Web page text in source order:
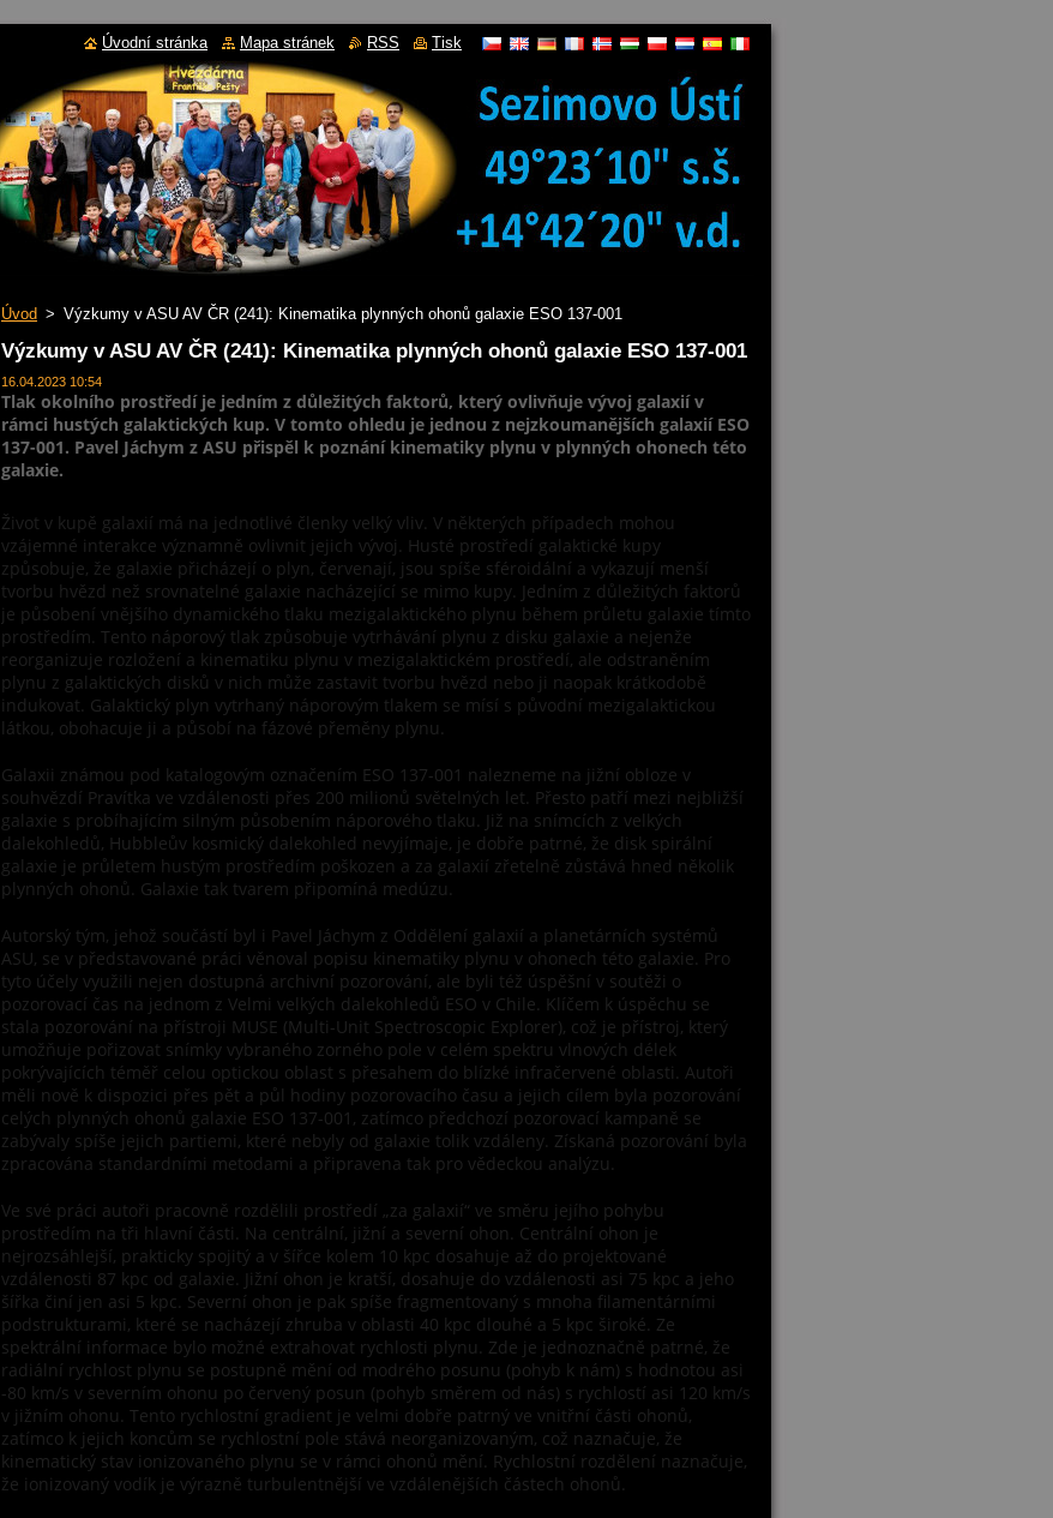
Úvod > Výzkumy v ASU AV ČR (241): Kinematika plynných ohonů galaxie ESO 137-001
Výzkumy v ASU AV ČR (241): Kinematika plynných ohonů galaxie ESO 137-001
16.04.2023 10:54
Tlak okolního prostředí je jedním z důležitých faktorů, který ovlivňuje vývoj galaxií v
rámci hustých galaktických kup. V tomto ohledu je jednou z nejzkoumanějších galaxií ESO
137-001. Pavel Jáchym z ASU přispěl k poznání kinematiky plynu v plynných ohonech této
galaxie.
Život v kupě galaxií má na jednotlivé členky velký vliv. V některých případech mohou
vzájemné interakce významně ovlivnit jejich vývoj. Husté prostředí galaktické kupy
způsobuje, že galaxie přicházejí o plyn, červenají, jsou spíše sféroidální a vykazují menší
tvorbu hvězd než srovnatelné galaxie nacházející se mimo kupy. Jedním z důležitých faktorů
je působení vnějšího dynamického tlaku mezigalaktického plynu během průletu galaxie tímto
prostředím. Tento náporový tlak způsobuje vytrhávání plynu z disku galaxie a nejenže
reorganizuje rozložení a kinematiku plynu v mezigalaktickém prostředí, ale odstraněním
plynu z galaktických disků v nich může zastavit tvorbu hvězd nebo ji naopak krátkodobě
indukovat. Galaktický plyn vytrhaný náporovým tlakem se mísí s původní mezigalaktickou
látkou, obohacuje ji a působí na fázové přeměny plynu.
Galaxii známou pod katalogovým označením ESO 137-001 nalezneme na jižní obloze v
souhvězdí Pravítka ve vzdálenosti přes 200 milionů světelných let. Přesto patří mezi nejbližší
galaxie s probíhajícím silným působením náporového tlaku. Již na snímcích z velkých
dalekohledů, Hubbleův kosmický dalekohled nevyjímaje, je dobře patrné, že disk spirální
galaxie je průletem hustým prostředím poškozen a za galaxií zřetelně zůstává hned několik
plynných ohonů. Galaxie tak tvarem připomíná medúzu.
Autorský tým, jehož součástí byl i Pavel Jáchym z Oddělení galaxií a planetárních systémů
ASU, se v představované práci věnoval popisu kinematiky plynu v ohonech této galaxie. Pro
tyto účely využili nejen dostupná archivní pozorování, ale byli též úspěšní v soutěži o
pozorovací čas na jednom z Velmi velkých dalekohledů ESO v Chile. Klíčem k úspěchu se
stala pozorování na přístroji MUSE (Multi-Unit Spectroscopic Explorer), což je přístroj, který
umožňuje pořizovat snímky vybraného zorného pole v celém spektru vlnových délek
pokrývajících téměř celou optickou oblast s přesahem do blízké infračervené oblasti. Autoři
měli nově k dispozici přes pět a půl hodiny pozorovacího času a jejich cílem byla pozorování
celých plynných ohonů galaxie ESO 137-001, zatímco předchozí pozorovací kampaně se
zabývaly spíše jejich partiemi, které nebyly od galaxie tolik vzdáleny. Získaná pozorování byla
zpracována standardními metodami a připravena tak pro vědeckou analýzu.
Ve své práci autoři pracovně rozdělili prostředí „za galaxií“ ve směru jejího pohybu
prostředím na tři hlavní části. Na centrální, jižní a severní ohon. Centrální ohon je
nejrozsáhlejší, prakticky spojitý a v šířce kolem 10 kpc dosahuje až do projektované
vzdálenosti 87 kpc od galaxie. Jižní ohon je kratší, dosahuje do vzdálenosti asi 75 kpc a jeho
šířka činí jen asi 5 kpc. Severní ohon je pak spíše fragmentovaný s mnoha filamentárními
podstrukturami, které se nacházejí zhruba v oblasti 40 kpc dlouhé a 5 kpc široké. Ze
spektrální informace bylo možné extrahovat rychlosti plynu. Zde je jednoznačně patrné, že
radiální rychlost plynu se postupně mění od modrého posunu (pohyb k nám) s hodnotou asi
-80 km/s v severním ohonu po červený posun (pohyb směrem od nás) s rychlostí asi 120 km/s
v jižním ohonu. Tento rychlostní gradient je velmi dobře patrný ve vnitřní části ohonů,
zatímco k jejich koncům se rychlostní pole stává neorganizovaným, což naznačuje, že
kinematický stav ionizovaného plynu se v rámci ohonů mění. Rychlostní rozdělení naznačuje,
že ionizovaný vodík je výrazně turbulentnější ve vzdálenějších částech ohonů.
Úvodní stránka Mapa stránek RSS Tisk